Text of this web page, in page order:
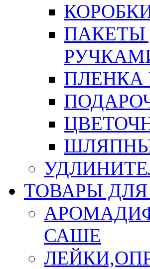
ПАКЕТЫ
ПЛЕНКА
ТОВАРЫ
САШЕ